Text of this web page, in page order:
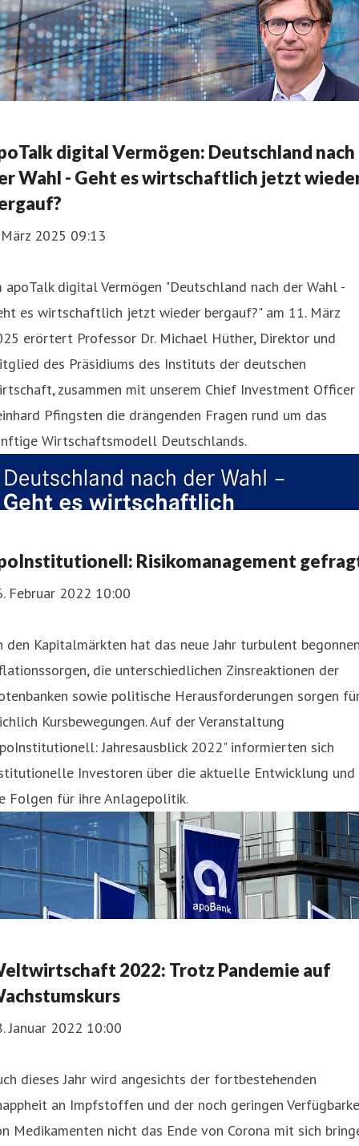
digital Vermögen: Deutschland nach
Wahl - Geht es wirtschaftlich jetzt
2025 09:13
apoTalk digital Vermögen "Deutschland nach der Wahl -
es wirtschaftlich jetzt wieder bergauf?" am 11. März
erörtert Professor Dr. Michael Hüther, Direktor und
des Präsidiums des Instituts der deutschen
zusammen mit unserem Chief Investment Officer
Pfingsten die drängenden Fragen rund um das
Wirtschaftsmodell Deutschlands.
Risikomanagement
Februar 2022 10:00
den Kapitalmärkten hat das neue Jahr turbulent
die unterschiedlichen Zinsreaktionen der
sowie politische Herausforderungen sorgen
Kursbewegungen. Auf der Veranstaltung
Jahresausblick 2022" informierten sich
Investoren über die aktuelle Entwicklung und
Folgen für ihre Anlagepolitik.
2022: Trotz Pandemie auf
Januar 2022 10:00
dieses Jahr wird angesichts der fortbestehenden
an Impfstoffen und der noch geringen
Medikamenten nicht das Ende von Corona mit sich